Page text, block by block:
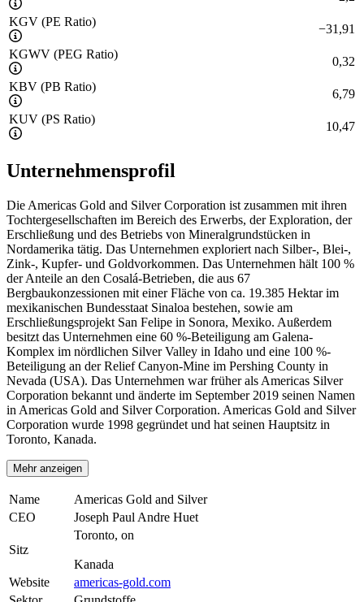
KGV (PE Ratio)
−31,91
KGWV (PEG Ratio)
0,32
KBV (PB Ratio)
6,79
KUV (PS Ratio)
10,47
Unternehmensprofil
Die Americas Gold and Silver Corporation ist zusammen mit ihren
Tochtergesellschaften im Bereich des Erwerbs, der Exploration, der
Erschließung und des Betriebs von Mineralgrundstücken in
Nordamerika tätig. Das Unternehmen exploriert nach Silber-, Blei-,
Zink-, Kupfer- und Goldvorkommen. Das Unternehmen hält 100 %
der Anteile an den Cosalá-Betrieben, die aus 67
Bergbaukonzessionen mit einer Fläche von ca. 19.385 Hektar im
mexikanischen Bundesstaat Sinaloa bestehen, sowie am
Erschließungsprojekt San Felipe in Sonora, Mexiko. Außerdem
besitzt das Unternehmen eine 60 %-Beteiligung am Galena-
Komplex im nördlichen Silver Valley in Idaho und eine 100 %-
Beteiligung an der Relief Canyon-Mine im Pershing County in
Nevada (USA). Das Unternehmen war früher als Americas Silver
Corporation bekannt und änderte im September 2019 seinen Namen
in Americas Gold and Silver Corporation. Americas Gold and Silver
Corporation wurde 1998 gegründet und hat seinen Hauptsitz in
Toronto, Kanada.
Mehr anzeigen
Name
Americas Gold and Silver
CEO
Joseph Paul Andre Huet
Sitz
Toronto, on
Kanada
Website
americas-gold.com